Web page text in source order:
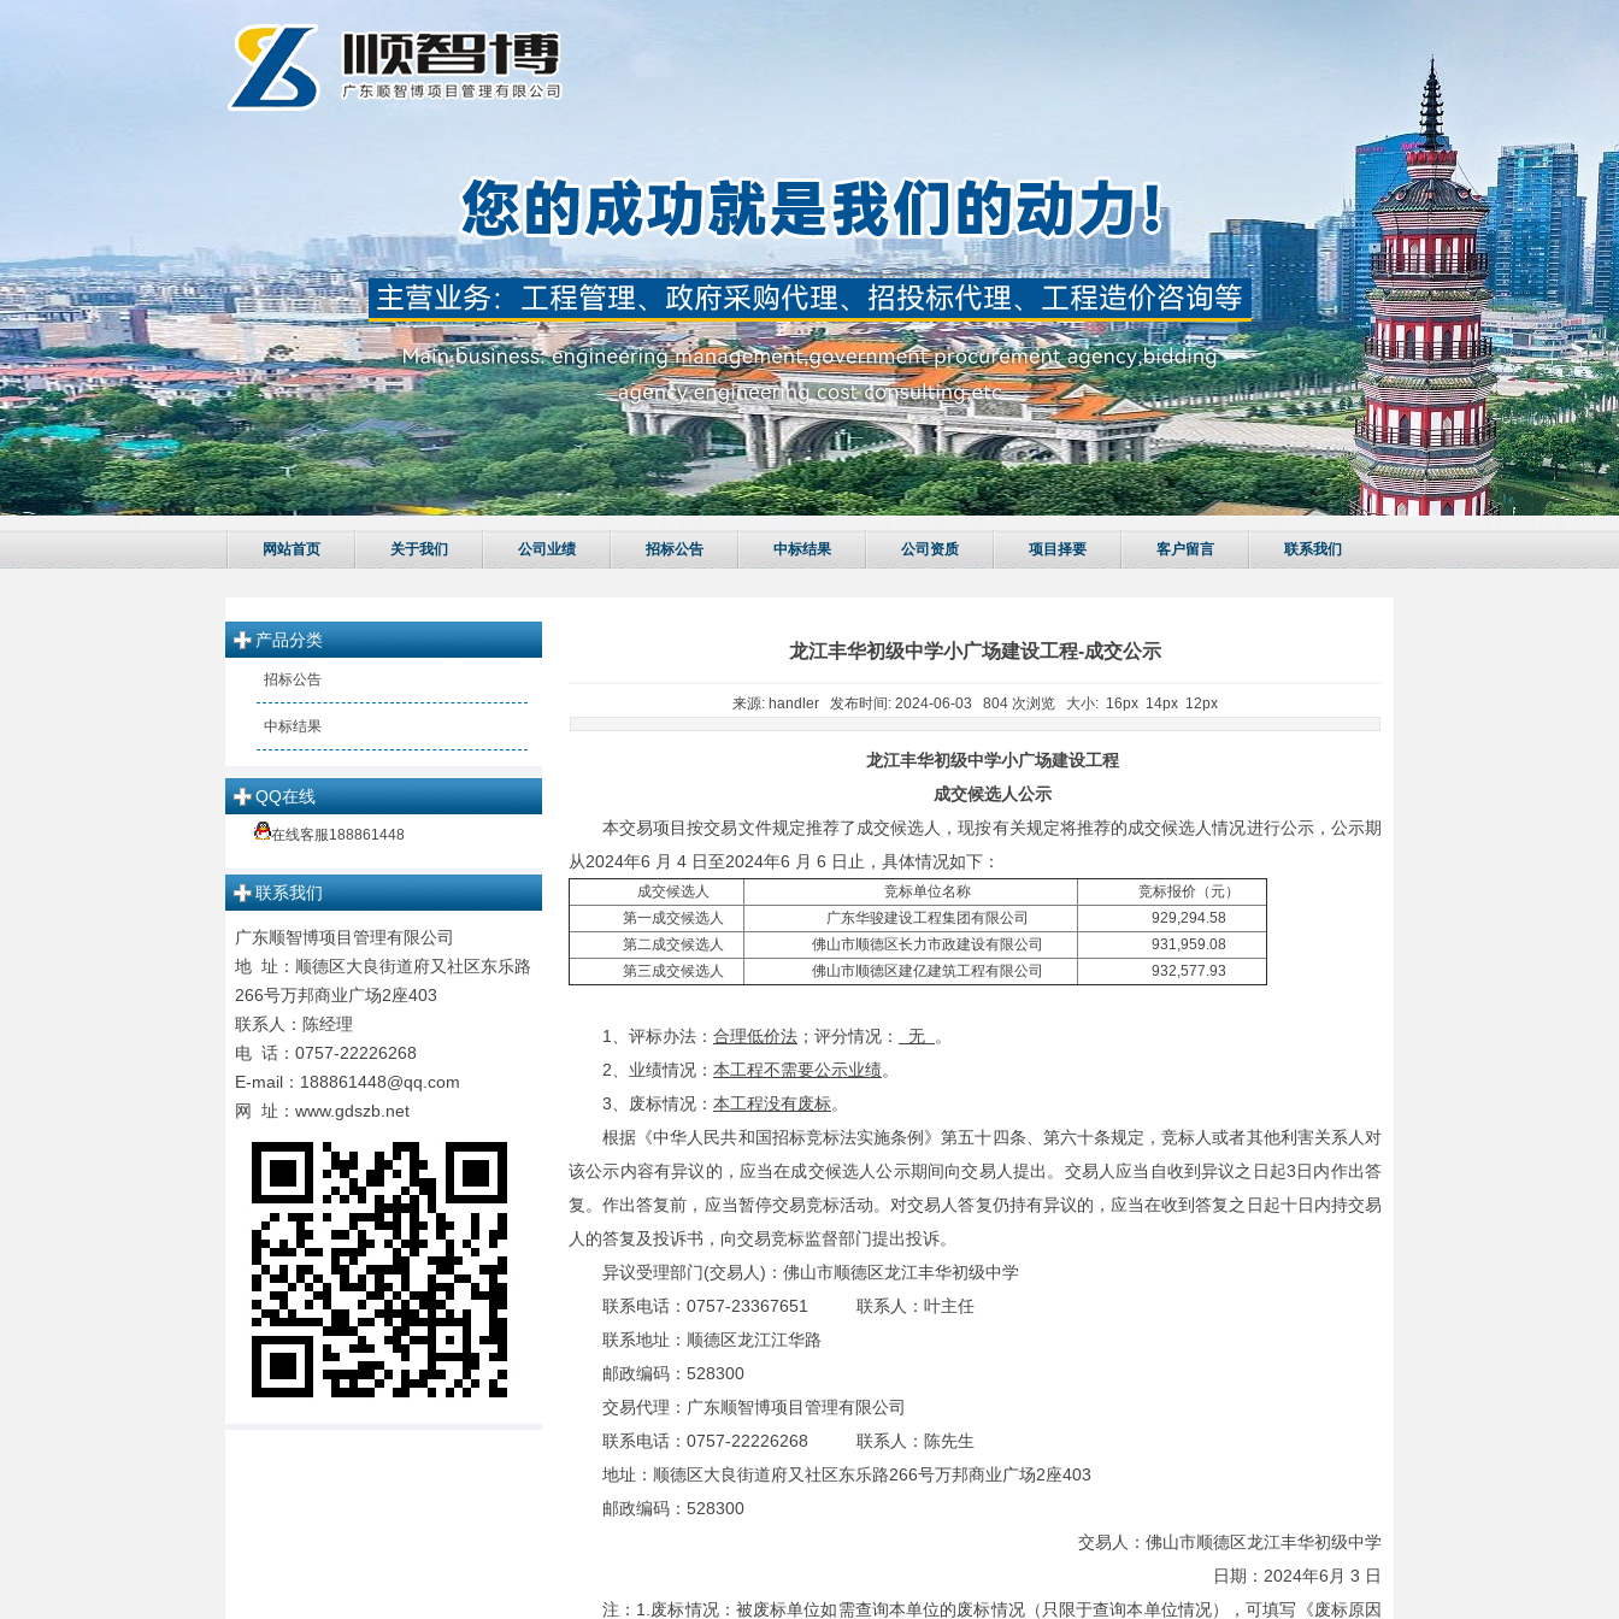
网站首页 关于我们 公司业绩 招标公告 中标结果 公司资质 项目择要 客户留言 联系我们
龙江丰华初级中学小广场建设工程-成交公示
来源: handler 发布时间: 2024-06-03 804 次浏览 大小: 16px 14px 12px
龙江丰华初级中学小广场建设工程
成交候选人公示
本交易项目按交易文件规定推荐了成交候选人，现按有关规定将推荐的成交候选人情况进行公示，公示期
从2024年6 月 4 日至2024年6 月 6 日止，具体情况如下：
成交候选人 竞标单位名称
竞标报价（元）
第一成交候选人
广东华骏建设工程集团有限公司
929,294.58
第二成交候选人
佛山市顺德区长力市政建设有限公司
931,959.08
第三成交候选人
佛山市顺德区建亿建筑工程有限公司 932,577.93
1、评标办法： 合理低价法 ；评分情况： 无
。
2、业绩情况： 本工程不需要公示业绩。
3、废标情况： 本工程没有废标。
根据《中华人民共和国招标竞标法实施条例》第五十四条、第六十条规定，竞标人或者其他利害关系人对
该公示内容有异议的，应当在成交候选人公示期间向交易人提出。交易人应当自收到异议之日起3日内作出答
复。作出答复前，应当暂停交易竞标活动。对交易人答复仍持有异议的，应当在收到答复之日起十日内持交易
人的答复及投诉书，向交易竞标监督部门提出投诉。
异议受理部门(交易人)：佛山市顺德区龙江丰华初级中学
联系电话：0757-23367651 联系人：叶主任
联系地址：顺德区龙江江华路
邮政编码：528300
交易代理：广东顺智博项目管理有限公司
联系电话：0757-22226268 联系人：陈先生
地址：顺德区大良街道府又社区东乐路266号万邦商业广场2座403
邮政编码：528300
交易人：佛山市顺德区龙江丰华初级中学
日期：2024年6月 3 日
注：1.废标情况：被废标单位如需查询本单位的废标情况（只限于查询本单位情况），可填写《废标原因
产品分类
招标公告
中标结果
QQ在线
在线客服188861448
联系我们
广东顺智博项目管理有限公司
地 址：顺德区大良街道府又社区东乐路
266号万邦商业广场2座403
联系人：陈经理
电 话：0757-22226268
E-mail：188861448@qq.com
网 址：www.gdszb.net